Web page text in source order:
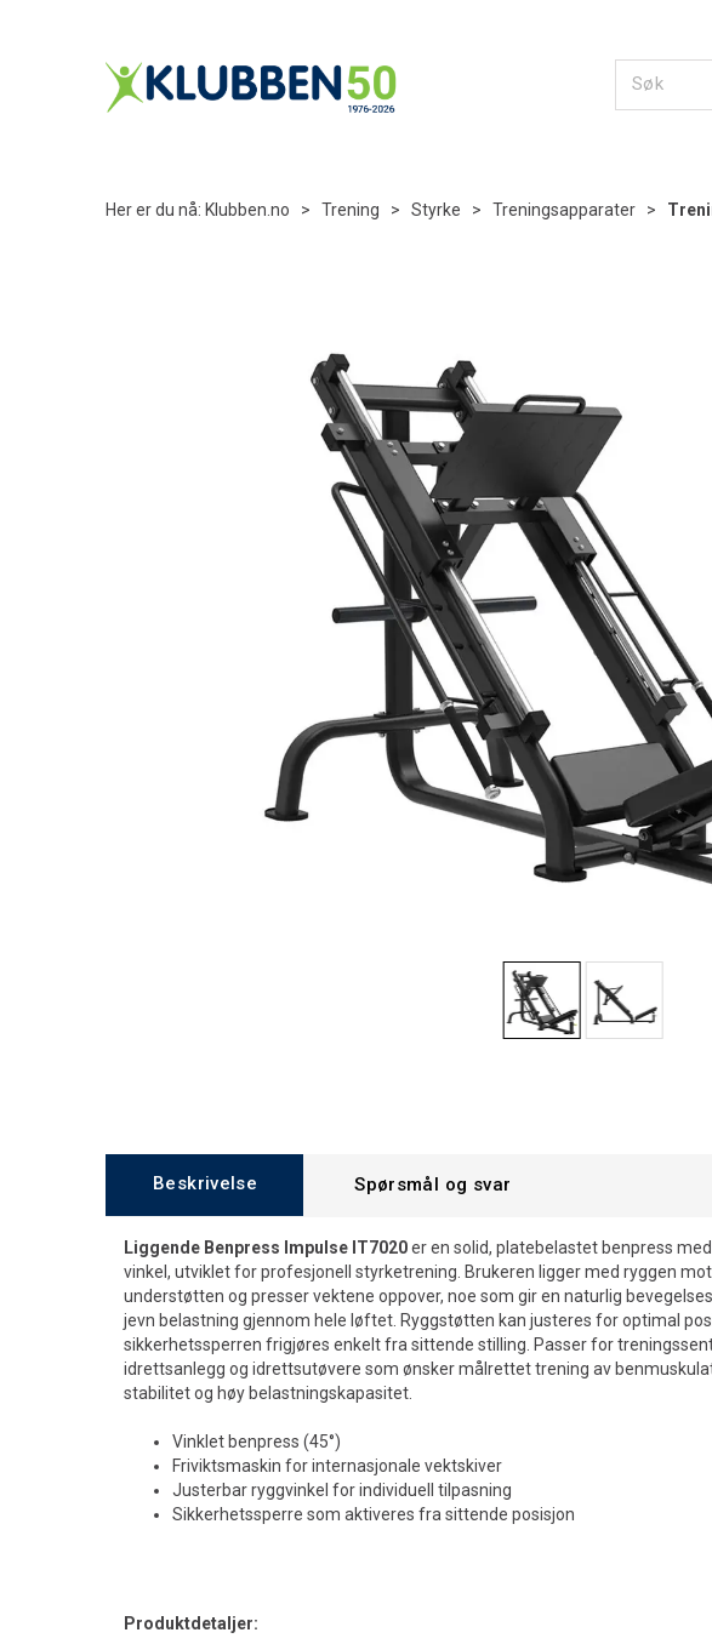
Her er du nå: Klubben.no > Trening > Styrke > Treningsapparater >
Beskrivelse Spørsmål og svar
Liggende Benpress Impulse IT7020er en solid, platebelastet benpress med
vinkel, utviklet for profesjonell styrketrening. Brukeren ligger med ryggen mot
understøtten og presser vektene oppover, noe som gir en naturlig
jevn belastning gjennom hele løftet. Ryggstøtten kan justeres for optimal
sikkerhetssperren frigjøres enkelt fra sittende stilling. Passer for
idrettsanlegg og idrettsutøvere som ønsker målrettet trening av
stabilitet og høy belastningskapasitet.
Vinklet benpress (45°)
Friviktsmaskin for internasjonale vektskiver
Justerbar ryggvinkel for individuell tilpasning
Sikkerhetssperre som aktiveres fra sittende posisjon
Produktdetaljer: